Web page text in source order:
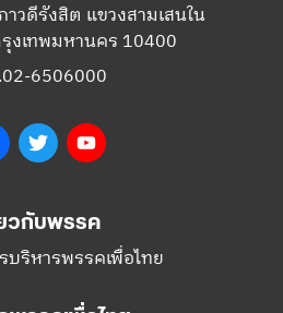
วดีรังสิต แขวงสามเสนใน
งเทพมหานคร 10400
6506000
FacebookTwitter
วกับพรรค
บริหารพรรคเพื่อไทย